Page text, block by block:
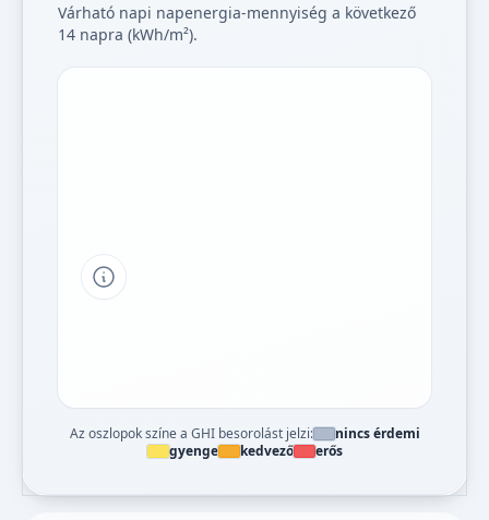
Várható napi napenergia-mennyiség a következő
14 napra (kWh/m²).
Tipp a grafikon jelmagyarázatához
Az oszlopok színe a GHI besorolást jelzi:
nincs érdemi
gyenge
kedvező erős